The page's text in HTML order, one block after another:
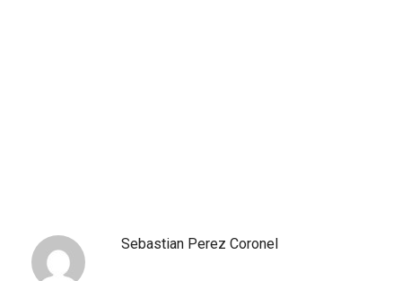
Sebastian Perez Coronel